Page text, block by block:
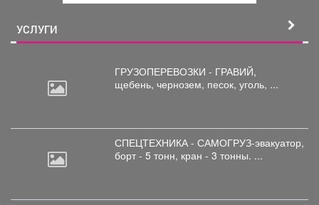
УСЛУГИ
ГРУЗОПЕРЕВОЗКИ - ГРАВИЙ,
щебень, чернозем, песок, уголь, ...
СПЕЦТЕХНИКА - САМОГРУЗ-эвакуатор,
борт - 5 тонн, кран - 3 тонны. ...